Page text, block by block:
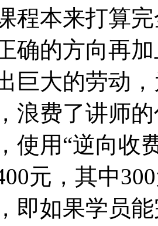
程本来打算
确的方向再
巨大的劳动
浪费了讲师
使用“逆向收
元，其中
即如果学员